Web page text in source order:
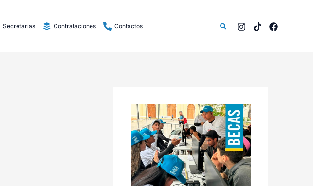
Secretarias Contrataciones Contactos Buscar